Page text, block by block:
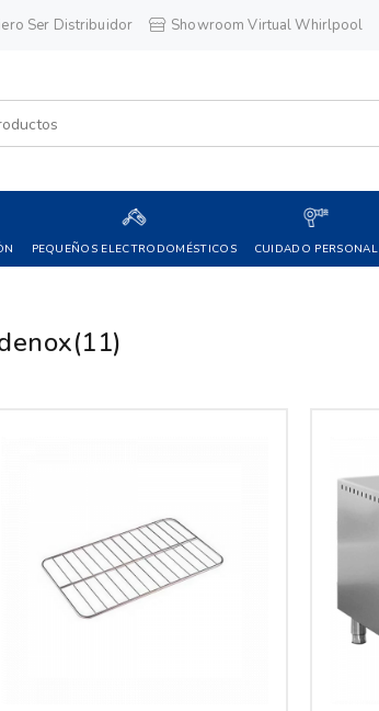
Ser Distribuidor Showroom Virtual Whirlpool
PEQUEÑOS ELECTRODOMÉSTICOS CUIDADO PERSONAL
(11)